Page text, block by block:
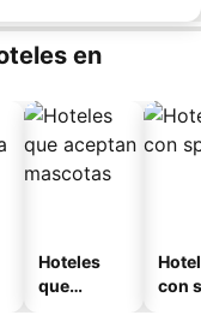
en
Hoteles
que
con